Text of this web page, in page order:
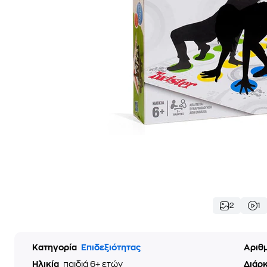
2 1
Κατηγορία Επιδεξιότητας
Ηλικία παιδιά 6+ ετών